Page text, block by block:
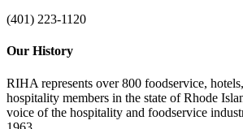
(401) 223-1120
Our History
RIHA represents over 800 foodservice,
hospitality members in the state of Rhode
voice of the hospitality and foodservice